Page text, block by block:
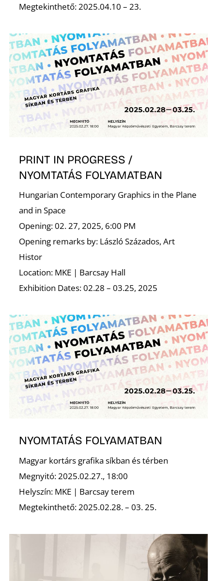
Megtekinthető: 2025.04.10 – 23.
PRINT IN PROGRESS /
NYOMTATÁS FOLYAMATBAN
Hungarian Contemporary Graphics in the Plane
and in Space
Opening: 02. 27, 2025, 6:00 PM
Opening remarks by: László Százados, Art
Histor
Location: MKE | Barcsay Hall
Exhibition Dates: 02.28 – 03.25, 2025
NYOMTATÁS FOLYAMATBAN
Magyar kortárs grafika síkban és térben
Megnyitó: 2025.02.27., 18:00
Helyszín: MKE | Barcsay terem
Megtekinthető: 2025.02.28. – 03. 25.